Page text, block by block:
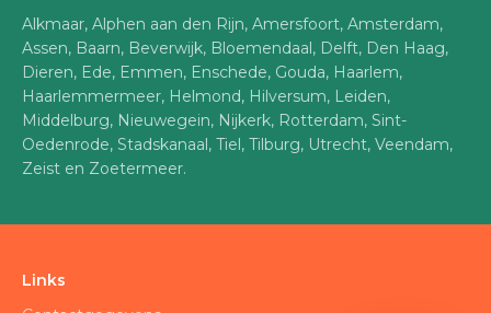
Alkmaar, Alphen aan den Rijn, Amersfoort, Amsterdam,
Assen, Baarn, Beverwijk, Bloemendaal, Delft, Den Haag,
Dieren, Ede, Emmen, Enschede, Gouda, Haarlem,
Haarlemmermeer, Helmond, Hilversum, Leiden,
Middelburg, Nieuwegein, Nijkerk, Rotterdam, Sint-
Oedenrode, Stadskanaal, Tiel, Tilburg, Utrecht, Veendam,
Zeist en Zoetermeer.
Links